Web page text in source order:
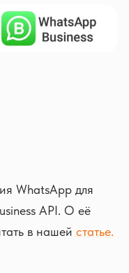
WhatsApp для
API. О её
в нашей статье.